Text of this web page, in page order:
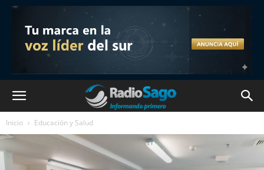
Inicio Educación y Salud